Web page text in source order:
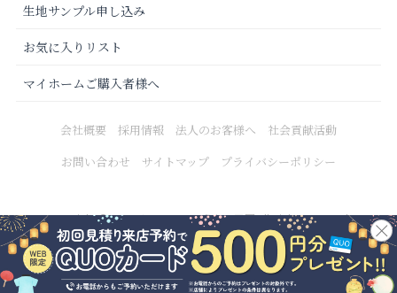
生地サンプル申し込み
お気に入りリスト
マイホームご購入者様へ
会社概要 採用情報 法人のお客様へ
社会貢献活動
お問い合わせ
サイトマップ プライバシーポリシー
Copyright © 2021 カーテンじゅうたん王国 All Rights Reserved.